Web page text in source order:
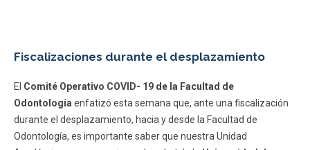
Fiscalizaciones durante el desplazamiento
El Comité Operativo COVID- 19 de la Facultad de
Odontología enfatizó esta semana que, ante una fiscalización
durante el desplazamiento, hacia y desde la Facultad de
Odontología, es importante saber que nuestra Unidad